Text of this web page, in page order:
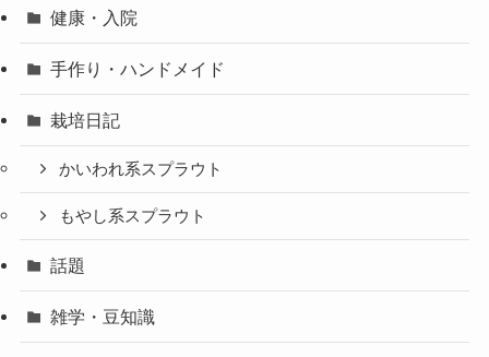
健康・入院
手作り・ハンドメイド
栽培日記
かいわれ系スプラウト
もやし系スプラウト
話題
雑学・豆知識